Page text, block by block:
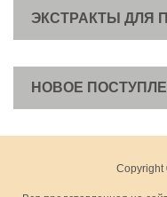
ЭКСТРАКТЫ ДЛЯ
НОВОЕ
Copyright